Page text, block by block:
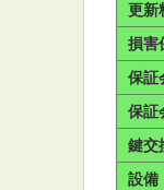
更新
損害
保証
保証
鍵交
設備